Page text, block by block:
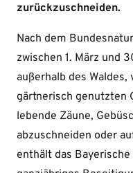
zurückzuschneiden.
Nach dem
zwischen 1. März und
außerhalb des
gärtnerisch genutzten
lebende Zäune,
abzuschneiden oder
enthält das